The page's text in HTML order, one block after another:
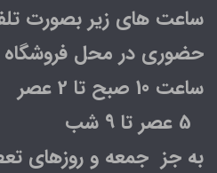
ساعت های زیر بصورت
حضوری در محل
ساعت 10 صبح تا 2 عصر
به جز جمعه و روزهای